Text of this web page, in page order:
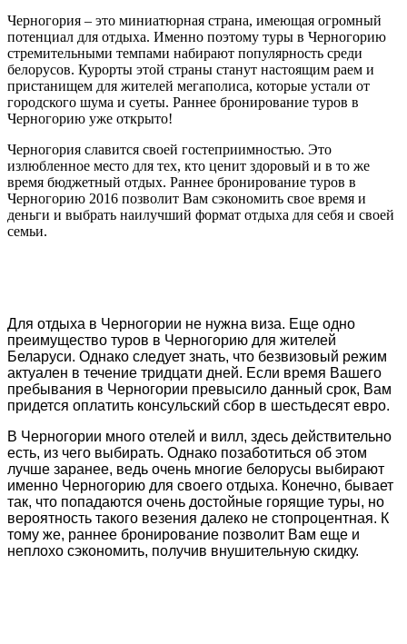
Черногория – это миниатюрная страна, имеющая огромный
потенциал для отдыха. Именно поэтому туры в Черногорию
стремительными темпами набирают популярность среди
белорусов. Курорты этой страны станут настоящим раем и
пристанищем для жителей мегаполиса, которые устали от
городского шума и суеты. Раннее бронирование туров в
Черногорию уже открыто!
Черногория славится своей гостеприимностью. Это
излюбленное место для тех, кто ценит здоровый и в то же
время бюджетный отдых. Раннее бронирование туров в
Черногорию 2016 позволит Вам сэкономить свое время и
деньги и выбрать наилучший формат отдыха для себя и своей
семьи.
Для отдыха в Черногории не нужна виза. Еще одно
преимущество туров в Черногорию для жителей
Беларуси. Однако следует знать, что безвизовый режим
актуален в течение тридцати дней. Если время Вашего
пребывания в Черногории превысило данный срок, Вам
придется оплатить консульский сбор в шестьдесят евро.
В Черногории много отелей и вилл, здесь действительно
есть, из чего выбирать. Однако позаботиться об этом
лучше заранее, ведь очень многие белорусы выбирают
именно Черногорию для своего отдыха. Конечно, бывает
так, что попадаются очень достойные горящие туры, но
вероятность такого везения далеко не стопроцентная. К
тому же, раннее бронирование позволит Вам еще и
неплохо сэкономить, получив внушительную скидку.